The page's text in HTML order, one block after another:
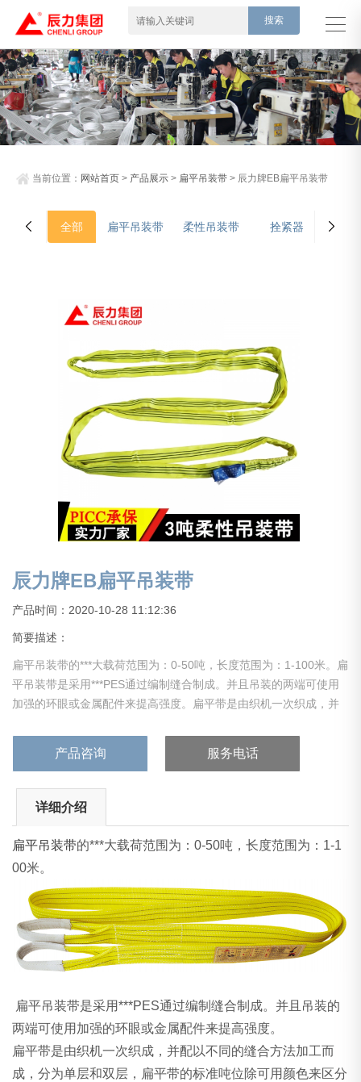
当前位置： 网站首页 > 产品展示 > 扁平吊装带 > 辰力牌EB扁平吊装带
全部 扁平吊装带 柔性吊装带 拴紧器
辰力牌EB扁平吊装带
产品时间：2020-10-28 11:12:36
简要描述：
扁平吊装带的***大载荷范围为：0-50吨，长度范围为：1-100米。扁
平吊装带是采用***PES通过编制缝合制成。并且吊装的两端可使用
加强的环眼或金属配件来提高强度。扁平带是由织机一次织成，并
产品咨询 服务电话
详细介绍
扁平吊装带的***大载荷范围为：0-50吨，长度范围为：1-1
00米。
扁平吊装带是采用***PES通过编制缝合制成。并且吊装的
两端可使用加强的环眼或金属配件来提高强度。
扁平带是由织机一次织成，并配以不同的缝合方法加工而
成，分为单层和双层，扁平带的标准吨位除可用颜色来区分